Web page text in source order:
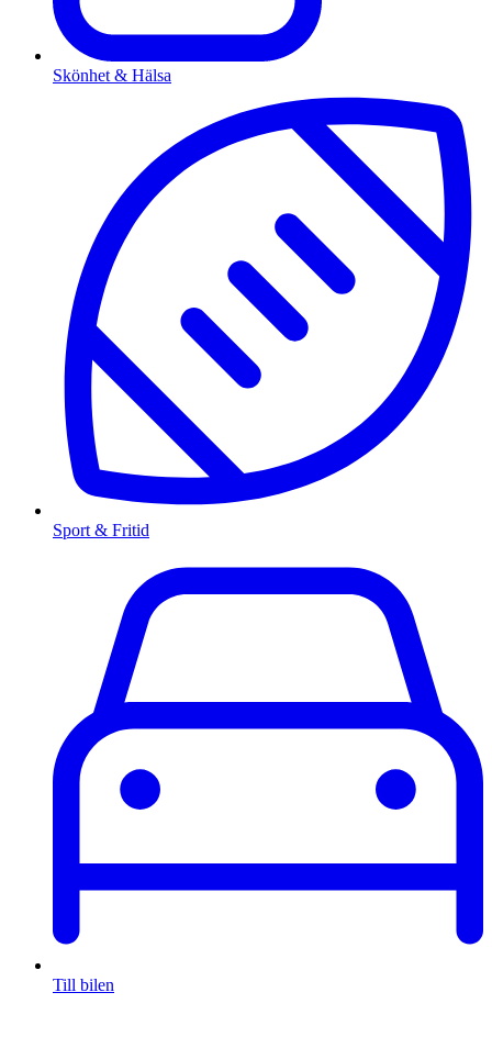
Skönhet & Hälsa
Sport & Fritid
Till bilen